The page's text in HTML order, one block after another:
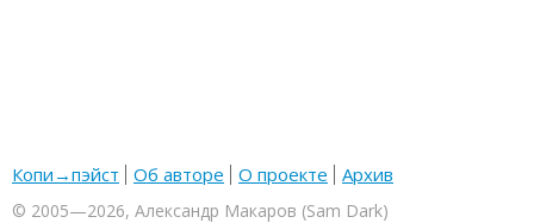
Копи→пэйст Об авторе О проекте Архив
© 2005—2026, Александр Макаров (Sam Dark)